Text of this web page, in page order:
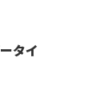
タイ